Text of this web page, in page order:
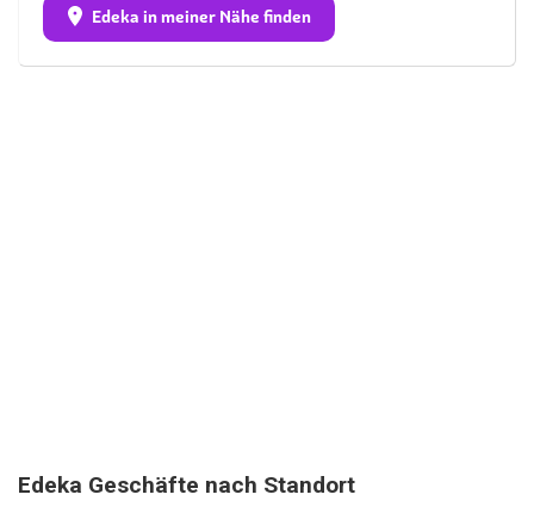
Edeka in meiner Nähe finden
Edeka Geschäfte nach Standort